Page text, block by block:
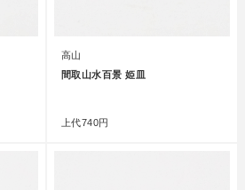
高山
間取山水百景 姫皿
上代740円